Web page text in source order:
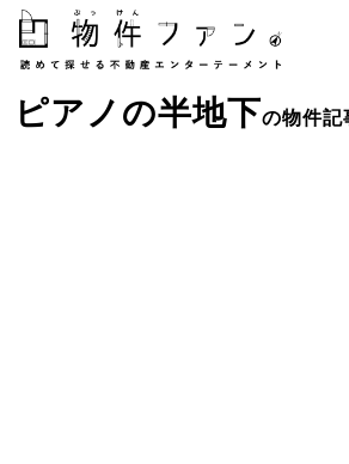
ピアノの半地下の物件記